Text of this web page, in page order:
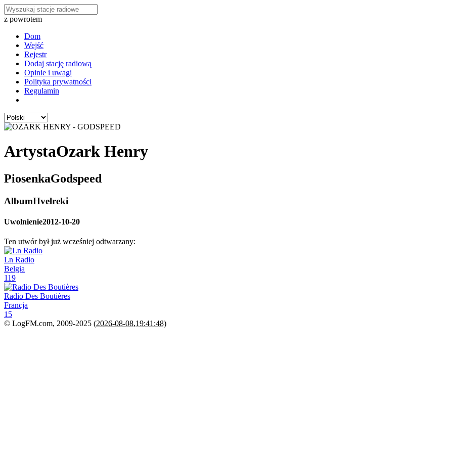
z powrotem
Dom
Wejść
Rejestr
Dodaj stację radiową
Opinie i uwagi
Polityka prywatności
Regulamin
ArtystaOzark Henry
PiosenkaGodspeed
AlbumHvelreki
Uwolnienie2012-10-20
Ten utwór był już wcześniej odtwarzany:
Ln Radio
Belgia
119
Radio Des Boutières
Francja
15
© LogFM.com, 2009-2025 (2026-08-08,19:41:48)